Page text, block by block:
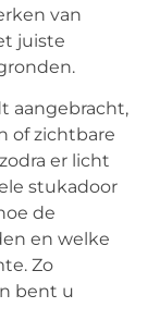
van
juiste
aangebracht,
of zichtbare
er licht
stukadoor
de
en welke
Zo
bent u